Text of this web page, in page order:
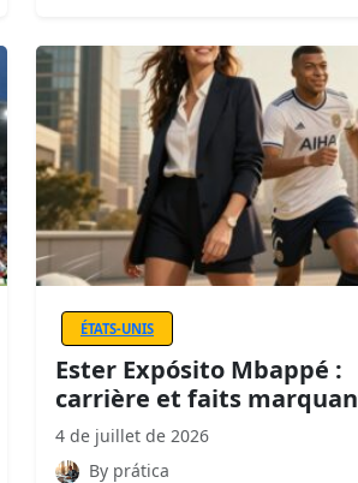
ÉTATS-UNIS
Ester Expósito Mbappé :
carrière et faits
4 de juillet de 2026
By prática